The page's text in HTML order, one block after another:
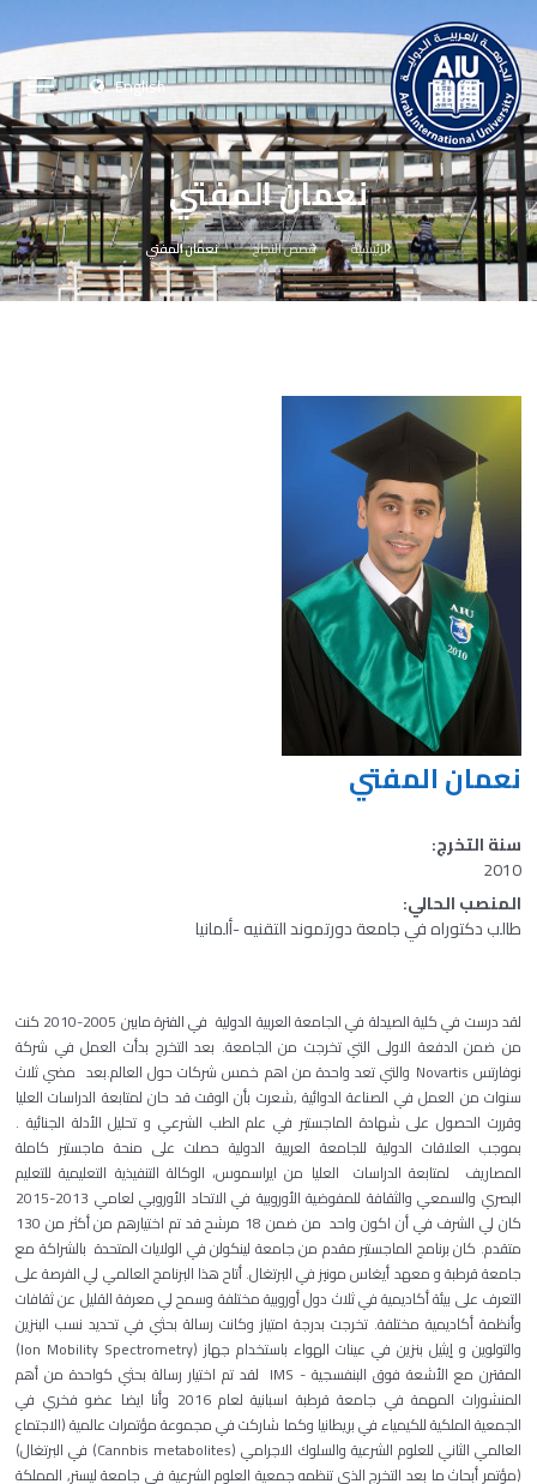
English
نعمان المفتي
الرئيسية قصص النجاح نعمان المفتي
نعمان المفتي
سنة التخرج:
2010
المنصب الحالي:
طالب دكتوراه في جامعة دورتموند التقنيه -ألمانيا
لقد درست في كلية الصيدلة في الجامعة العربية الدولية في الفترة مابين 2005-2010 كنت
من ضمن الدفعة الاولى التي تخرجت من الجامعة. بعد التخرج بدأت العمل في شركة
نوفارتس Novartis
والتي تعد واحدة من اهم خمس شركات حول العالم.بعد مضي ثلاث
سنوات من العمل في الصناعة الدوائية ,شعرت بأن الوقت قد حانلمتابعة الدراسات العليا
وقررت الحصول على شهادة الماجستير في علم الطب الشرعي و تحليل الأدلة الجنائية .
بموجب العلاقات الدولية للجامعة العربية الدولية حصلت على منحة ماجستير كاملة
المصاريف لمتابعة الدراسات العليا من ايراسموس، الوكالة التنفيذية التعليمية للتعليم
البصري والسمعي والثقافة للمفوضية الأوروبية في الاتحاد الأوروبي لعامي 2013-2015
كان لي الشرف في أن اكون واحد من ضمن 18 مرشح قد تم اختيارهم من أكثر من 130
متقدم. كان برنامج الماجستير مقدم من جامعة لينكولن في الولايات المتحدة بالشراكة مع
جامعة قرطبة ومعهد أيغاس مونيز في البرتغال. أتاح هذا البرنامج العالمي لي الفرصة على
التعرف على بيئة أكاديمية في ثلاث دول أوروبية مختلفة وسمح لي معرفة القليل عن ثقافات
وأنظمة أكاديمية مختلفة. تخرجت بدرجة امتياز وكانت رسالة بحثي في تحديد نسب البنزين
والتولوين و إيثيل بنزين في عينات الهواء باستخدام جهاز (Ion Mobility Spectrometry)
المقترن مع الأشعة فوق البنفسجية
- IMS لقد تم اختيار رسالة بحثي كواحدة من أهم
المنشورات المهمة في جامعة قرطبة اسبانية لعام 2016 وأنا ايضا عضو فخري في
الجمعية الملكية للكيمياء في بريطانيا وكما شاركت في مجموعة مؤتمرات عالمية (الاجتماع
العالمي الثاني للعلوم الشرعية والسلوك الاجرامي (Cannbis metabolites)
في البرتغال)
(مؤتمر أبحاث ما بعد التخرج الذي تنظمه جمعية العلوم الشرعية في جامعة ليستر, المملكة